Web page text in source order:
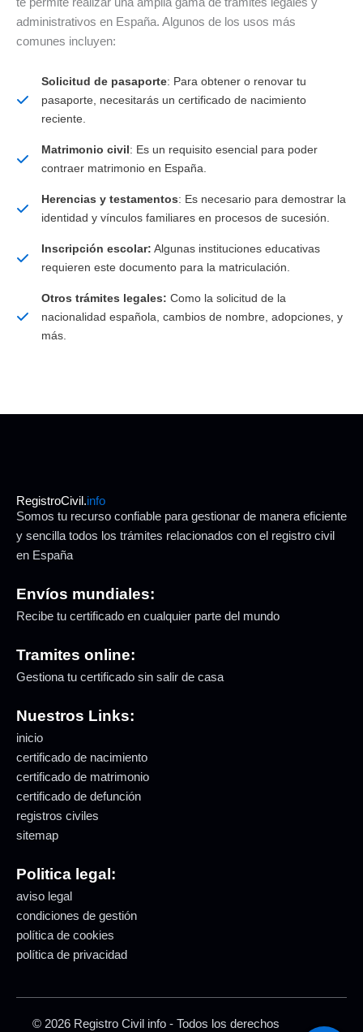
administrativos en España. Algunos de los usos más
comunes incluyen:
Solicitud de pasaporte: Para obtener o renovar tu
pasaporte, necesitarás un certificado de nacimiento
reciente.
Matrimonio civil: Es un requisito esencial para poder
contraer matrimonio en España.
Herencias y testamentos: Es necesario para demostrar la
identidad y vínculos familiares en procesos de sucesión.
Inscripción escolar: Algunas instituciones educativas
requieren este documento para la matriculación.
Otros trámites legales: Como la solicitud de la
nacionalidad española, cambios de nombre, adopciones, y
más.
RegistroCivil.info
Somos tu recurso confiable para gestionar de manera eficiente
y sencilla todos los trámites relacionados con el registro civil
en España
Envíos mundiales:
Recibe tu certificado en cualquier parte del mundo
Tramites online:
Gestiona tu certificado sin salir de casa
Nuestros Links:
inicio
certificado de nacimiento
certificado de matrimonio
certificado de defunción
registros civiles
sitemap
Politica legal:
aviso legal
condiciones de gestión
política de cookies
política de privacidad
© 2026 Registro Civil info - Todos los derechos